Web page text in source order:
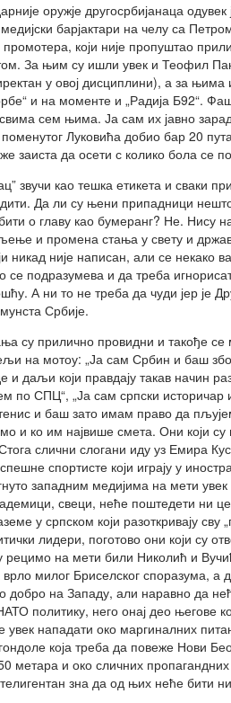
оружје другосрбијанаца
барјактари на челу са
који није пропуштао
За њим су ишли увек и Теофил
у овој дисциплини), а за њима
и на моменте и „Радија Б92“.
сем њима. Ја сам их јавно
Луковића добио бар 20
заиста да осети с колико бола се
звучи као тешка етикета и сваки
Да ли су њени припадници
о главу као бумеранг? Не. Нису
и промена стања у свету и
никад није написан, али се
се подразумева и да треба
А ни то не треба да чуди јер је
Србије.
су прилично провидни и такође се
на мотоу: „Ја сам Србин и баш
и даљи који правдају такав начин
по СПЦ“, „Ја сам српски
тенис и баш зато имам право да
и ко им највише смета. Они који
слични слогани иду уз Емира
спортисте који играју у
западним медијима на мети увек
свеци, неће поштедети ни
у српском који разоткривају сву
лидери, поготово они који су
на мети били Николић и
милог Бриселског споразума, а
добро на Западу, али наравно да
политику, него онај део његове
увек нападати око маргиналних
која треба да повеже Нови
метара и око сличних пропагандних
зна да од њих неће бити